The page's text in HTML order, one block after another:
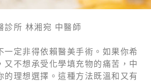
診所 林湘宛 中醫師
一定非得依賴醫美手術。如果你希
又不想承受化學填充物的痛苦，中
的理想選擇。這種方法既溫和又有